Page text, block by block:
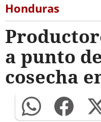
Honduras
a punto
cosecha